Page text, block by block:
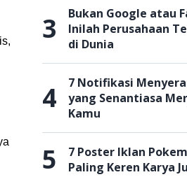
3
Bukan Google atau
Inilah Perusahaan
di Dunia
4
7 Notifikasi
yang Senantiasa
Kamu
5
7 Poster Iklan
Paling Keren Karya